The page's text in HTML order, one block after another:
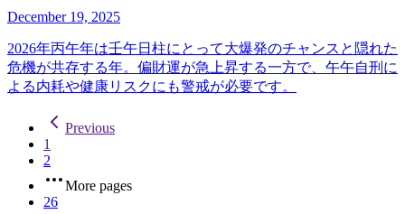
December 19, 2025
2026年丙午年は壬午日柱にとって大爆発のチャンスと隠れた
危機が共存する年。偏財運が急上昇する一方で、午午自刑に
よる内耗や健康リスクにも警戒が必要です。
Previous
1
2
More pages
26